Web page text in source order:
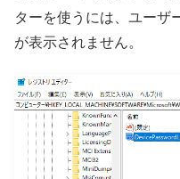
ターを使うには、ユーザ
が表示されません。